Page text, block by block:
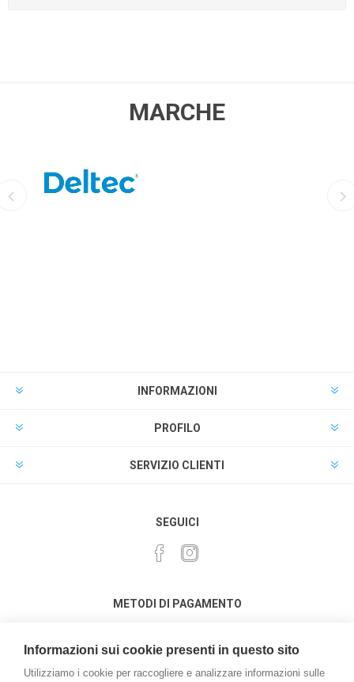
MARCHE
INFORMAZIONI
PROFILO
SERVIZIO CLIENTI
SEGUICI
METODI DI PAGAMENTO
Informazioni sui cookie presenti in questo sito
Utilizziamo i cookie per raccogliere e analizzare informazioni sulle